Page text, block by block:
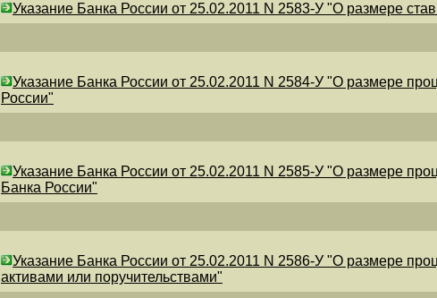
Указание Банка России от 25.02.2011 N 2583-У "О размере
Указание Банка России от 25.02.2011 N 2584-У "О размере
России"
Указание Банка России от 25.02.2011 N 2585-У "О размере
Банка России"
Указание Банка России от 25.02.2011 N 2586-У "О размере
активами или поручительствами"